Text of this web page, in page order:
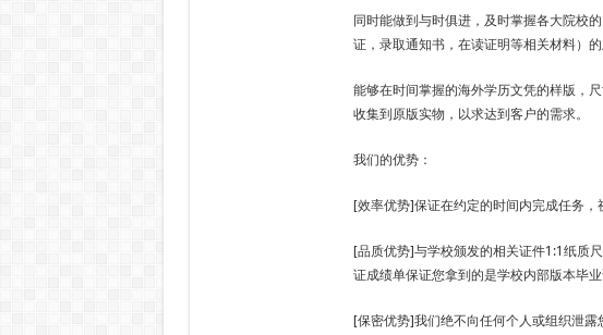
同时能做到与时俱进，及时掌握各大院校
证，录取通知书，在读证明等相关材料）的
能够在时间掌握的海外学历文凭的样版，
收集到原版实物，以求达到客户的需求。
我们的优势：
[效率优势]保证在约定的时间内完成任务，
[品质优势]与学校颁发的相关证件1:1纸质
证成绩单保证您拿到的是学校内部版本毕业
[保密优势]我们绝不向任何个人或组织泄